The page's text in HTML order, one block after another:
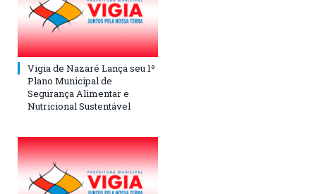
Vigia de Nazaré Lança seu 1º
Plano Municipal de
Segurança Alimentar e
Nutricional Sustentável